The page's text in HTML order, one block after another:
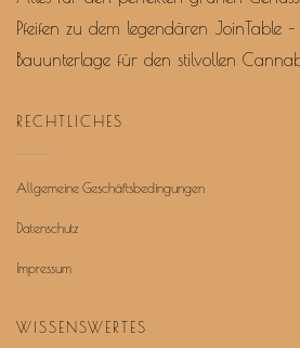
Pfeifen zu dem legendären JoinTable
Bauunterlage für den stilvollen
RECHTLICHES
Allgemeine Geschäftsbedingungen
Datenschutz
Impressum
WISSENSWERTES